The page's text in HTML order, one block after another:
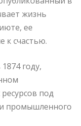
жизнь
ее
к счастью.
году,
под
промышленного